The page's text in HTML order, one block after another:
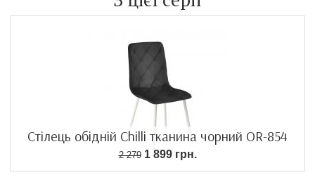
Стілець обідній Chilli тканина чорний OR-854
2 2791 899 грн.